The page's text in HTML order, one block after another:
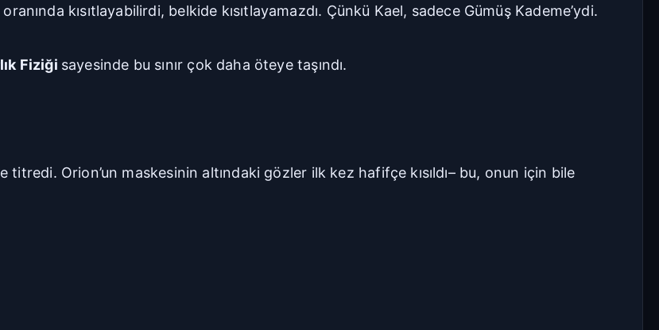
kısıtlayabilirdi, belkide kısıtlayamazdı. Çünkü Kael, sadece Gümüş Kademe’ydi.
Fiziği sayesinde bu sınır çok daha öteye taşındı.
titredi. Orion’un maskesinin altındaki gözler ilk kez hafifçe kısıldı– bu, onun için bile